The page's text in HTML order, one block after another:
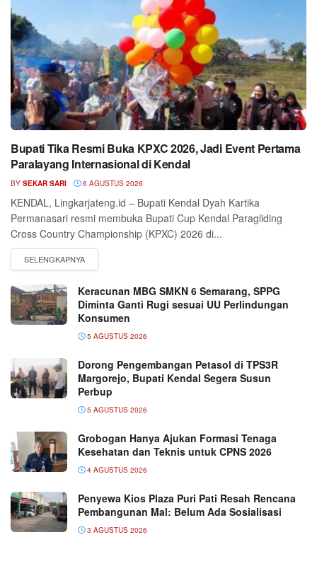
Bupati Tika Resmi Buka KPXC 2026, Jadi Event Pertama
Paralayang Internasional di Kendal
BY SEKAR SARI 6 AGUSTUS 2026
KENDAL, Lingkarjateng.id – Bupati Kendal Dyah Kartika
Permanasari resmi membuka Bupati Cup Kendal Paragliding
Cross Country Championship (KPXC) 2026 di...
Keracunan MBG SMKN 6 Semarang, SPPG
Diminta Ganti Rugi sesuai UU Perlindungan
Konsumen
5 AGUSTUS 2026
Dorong Pengembangan Petasol di TPS3R
Margorejo, Bupati Kendal Segera Susun
Perbup
5 AGUSTUS 2026
Grobogan Hanya Ajukan Formasi Tenaga
Kesehatan dan Teknis untuk CPNS 2026
4 AGUSTUS 2026
Penyewa Kios Plaza Puri Pati Resah Rencana
Pembangunan Mal: Belum Ada Sosialisasi
3 AGUSTUS 2026